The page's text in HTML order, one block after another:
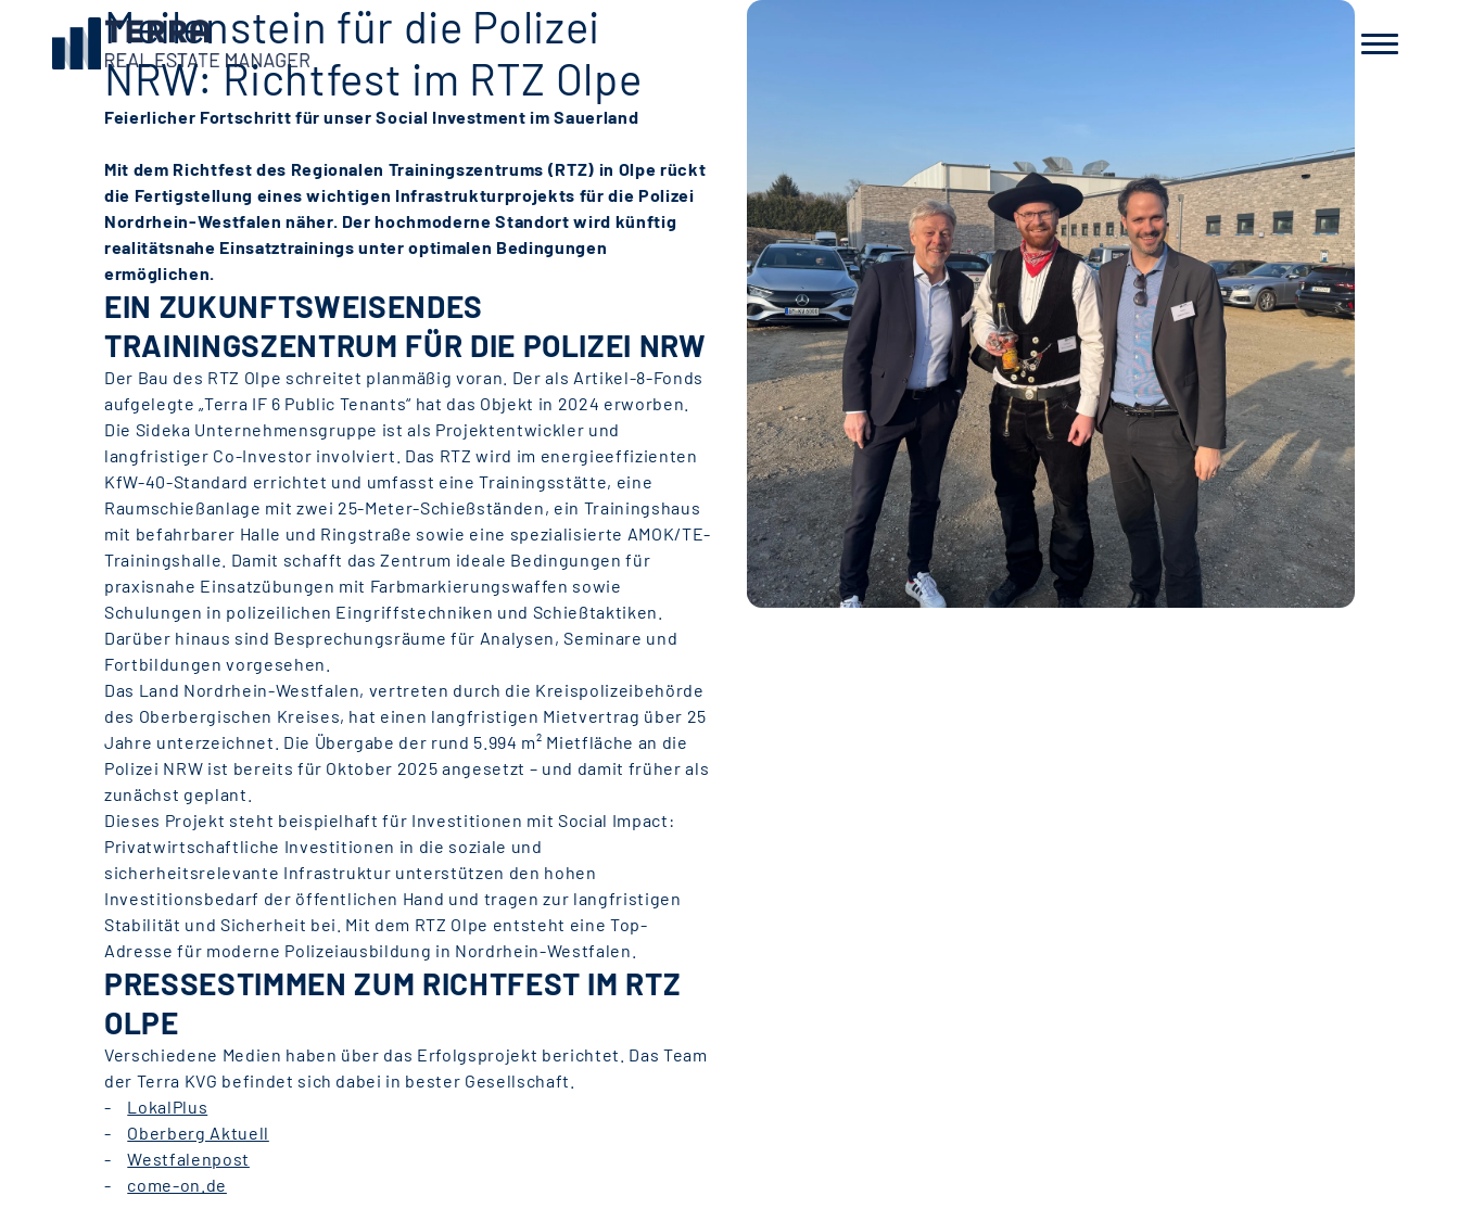
Meilenstein für die Polizei
NRW: Richtfest im RTZ Olpe
Feierlicher Fortschritt für unser Social Investment im Sauerland
Mit dem Richtfest des Regionalen Trainingszentrums (RTZ) in Olpe rückt
die Fertigstellung eines wichtigen Infrastrukturprojekts für die Polizei
Nordrhein-Westfalen näher. Der hochmoderne Standort wird künftig
realitätsnahe Einsatztrainings unter optimalen Bedingungen
ermöglichen.
EIN ZUKUNFTSWEISENDES
TRAININGSZENTRUM FÜR DIE POLIZEI NRW
Der Bau des RTZ Olpe schreitet planmäßig voran. Der als Artikel-8-Fonds
aufgelegte „Terra IF 6 Public Tenants“ hat das Objekt in 2024 erworben.
Die Sideka Unternehmensgruppe ist als Projektentwickler und
langfristiger Co-Investor involviert. Das RTZ wird im energieeffizienten
KfW-40-Standard errichtet und umfasst eine Trainingsstätte, eine
Raumschießanlage mit zwei 25-Meter-Schießständen, ein Trainingshaus
mit befahrbarer Halle und Ringstraße sowie eine spezialisierte AMOK/TE-
Trainingshalle. Damit schafft das Zentrum ideale Bedingungen für
praxisnahe Einsatzübungen mit Farbmarkierungswaffen sowie
Schulungen in polizeilichen Eingriffstechniken und Schießtaktiken.
Darüber hinaus sind Besprechungsräume für Analysen, Seminare und
Fortbildungen vorgesehen.
Das Land Nordrhein-Westfalen, vertreten durch die Kreispolizeibehörde
des Oberbergischen Kreises, hat einen langfristigen Mietvertrag über 25
Jahre unterzeichnet. Die Übergabe der rund 5.994 m² Mietfläche an die
Polizei NRW ist bereits für Oktober 2025 angesetzt – und damit früher als
zunächst geplant.
Dieses Projekt steht beispielhaft für Investitionen mit Social Impact:
Privatwirtschaftliche Investitionen in die soziale und
sicherheitsrelevante Infrastruktur unterstützen den hohen
Investitionsbedarf der öffentlichen Hand und tragen zur langfristigen
Stabilität und Sicherheit bei. Mit dem RTZ Olpe entsteht eine Top-
Adresse für moderne Polizeiausbildung in Nordrhein-Westfalen.
PRESSESTIMMEN ZUM RICHTFEST IM RTZ
OLPE
Verschiedene Medien haben über das Erfolgsprojekt berichtet. Das Team
der Terra KVG befindet sich dabei in bester Gesellschaft.
- LokalPlus
- Oberberg Aktuell
-Westfalenpost
- come-on.de